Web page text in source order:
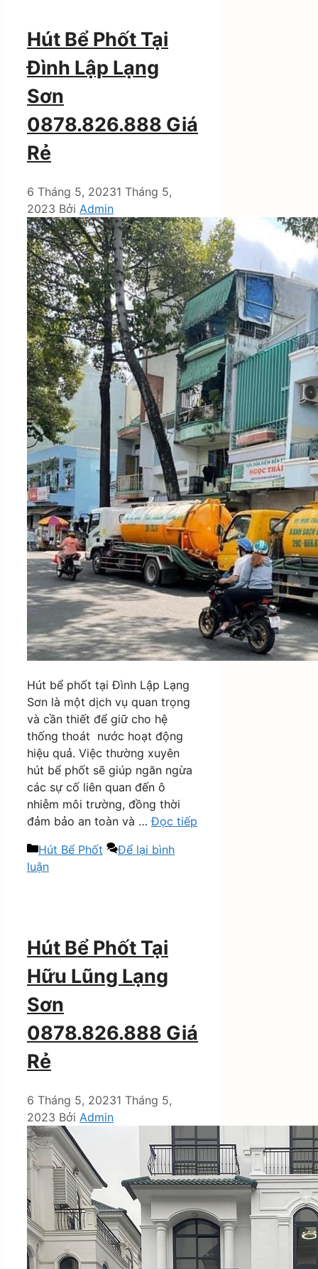
Hút Bể Phốt Tại
Đình Lập Lạng
Sơn
0878.826.888 Giá
Rẻ
6 Tháng 5, 20231 Tháng 5,
2023 Bởi Admin
Hút bể phốt tại Đình Lập Lạng
Sơn là một dịch vụ quan trọng
và cần thiết để giữ cho hệ
thống thoát nước hoạt động
hiệu quả. Việc thường xuyên
hút bể phốt sẽ giúp ngăn ngừa
các sự cố liên quan đến ô
nhiễm môi trường, đồng thời
đảm bảo an toàn và …Đọc tiếp
Danh
mục
Hút Bể Phốt
Để lại bình
luận
Hút Bể Phốt Tại
Hữu Lũng Lạng
Sơn
0878.826.888 Giá
Rẻ
6 Tháng 5, 20231 Tháng 5,
2023 Bởi Admin